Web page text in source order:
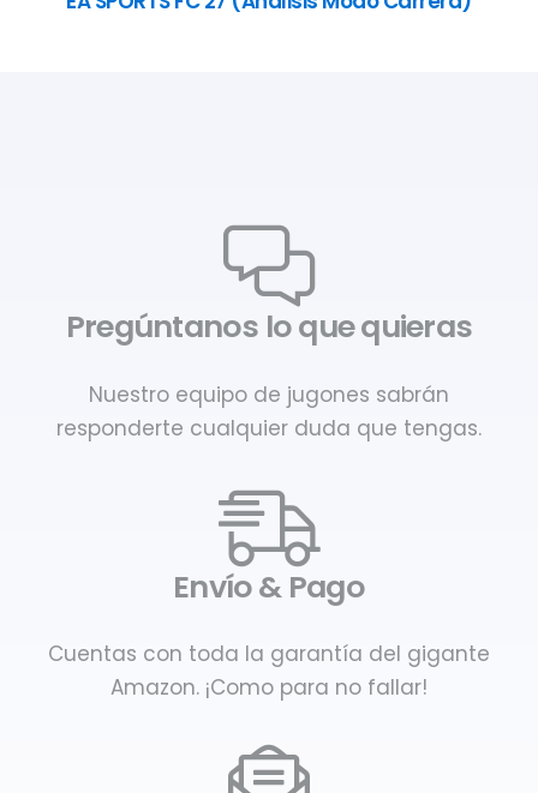
Pregúntanos lo que quieras
Nuestro equipo de jugones sabrán
responderte cualquier duda que tengas.
Envío & Pago
Cuentas con toda la garantía del gigante
Amazon. ¡Como para no fallar!